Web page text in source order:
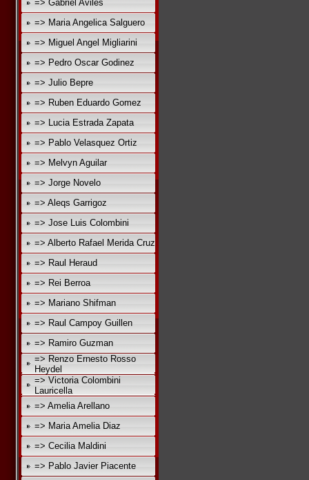
=> Gabriel Aviles
=> Maria Angelica Salguero
=> Miguel Angel Migliarini
=> Pedro Oscar Godinez
=> Julio Bepre
=> Ruben Eduardo Gomez
=> Lucia Estrada Zapata
=> Pablo Velasquez Ortiz
=> Melvyn Aguilar
=> Jorge Novelo
=> Aleqs Garrigoz
=> Jose Luis Colombini
=> Alberto Rafael Merida Cruz
=> Raul Heraud
=> Rei Berroa
=> Mariano Shifman
=> Raul Campoy Guillen
=> Ramiro Guzman
=> Renzo Ernesto Rosso
Heydel
=> Victoria Colombini
Lauricella
=> Amelia Arellano
=> Maria Amelia Diaz
=> Cecilia Maldini
=> Pablo Javier Piacente